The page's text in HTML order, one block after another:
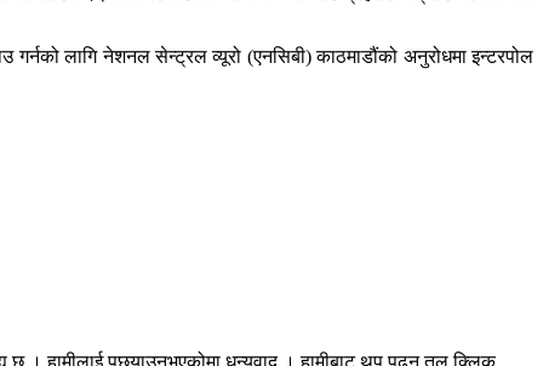
लागि नेशनल सेन्ट्रल व्यूरो (एनसिबी) काठमाडौंको अनुरोधमा इन्टरपोल